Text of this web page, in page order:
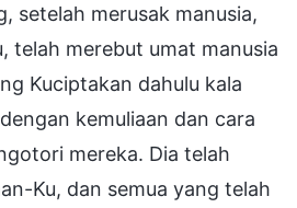
setelah merusak manusia,
telah merebut umat manusia
Kuciptakan dahulu kala
kemuliaan dan cara
mereka. Dia telah
Ku, dan semua yang telah